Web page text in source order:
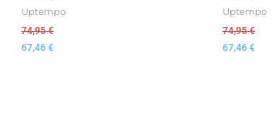
Uptempo
74,95€
67,46€
Uptempo
74,95€
67,46€